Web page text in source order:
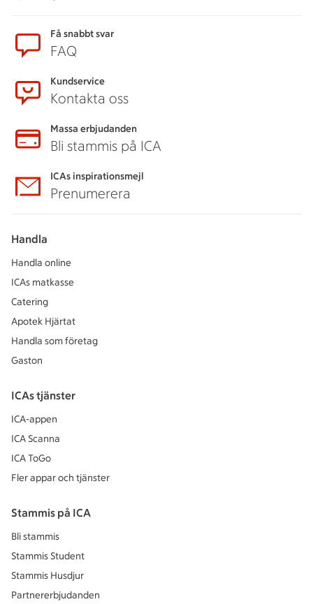
Få snabbt svar
FAQ
Kundservice
Kontakta oss
Massa erbjudanden
Bli stammis på ICA
ICAs inspirationsmejl
Prenumerera
Handla
Handla online
ICAs matkasse
Catering
Apotek Hjärtat
Handla som företag
Gaston
ICAs tjänster
ICA-appen
ICA Scanna
ICA ToGo
Fler appar och tjänster
Stammis på ICA
Bli stammis
Stammis Student
Stammis Husdjur
Partnererbjudanden